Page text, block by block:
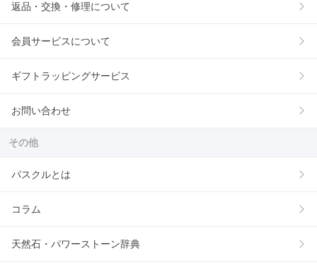
返品・交換・修理について
会員サービスについて
ギフトラッピングサービス
お問い合わせ
その他
パスクルとは
コラム
天然石・パワーストーン辞典